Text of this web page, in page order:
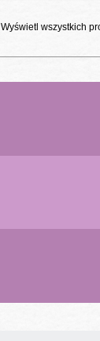
Wyświetl wszystkich